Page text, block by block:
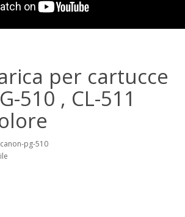
per cartucce
510 , CL-511
pg-510